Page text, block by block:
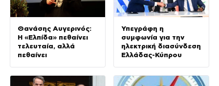
Θανάσης Αυγερινός:
Η «Ελπίδα» πεθαίνει
τελευταία, αλλά
πεθαίνει
Υπεγράφη η
συμφωνία για την
ηλεκτρική διασύνδεση
Ελλάδας-Κύπρου